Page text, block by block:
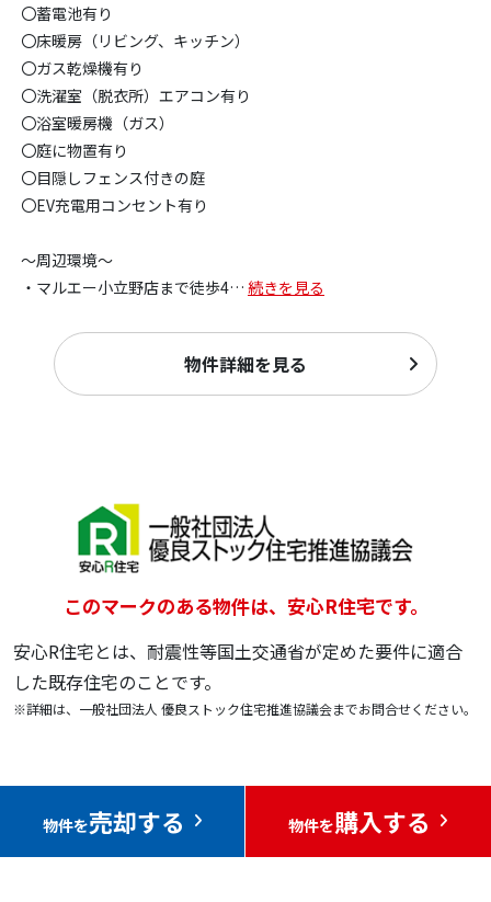
〇蓄電池有り
〇床暖房（リビング、キッチン）
〇ガス乾燥機有り
〇洗濯室（脱衣所）エアコン有り
〇浴室暖房機（ガス）
〇庭に物置有り
〇目隠しフェンス付きの庭
〇EV充電用コンセント有り
～周辺環境～
・マルエー小立野店まで徒歩4… 続きを見る
物件詳細を見る
このマークのある物件は、安心R住宅です。
安心R住宅とは、耐震性等国土交通省が定めた要件に適合
した既存住宅のことです。
※詳細は、一般社団法人 優良ストック住宅推進協議会までお問合せください。
物件を売却する 物件を購入する